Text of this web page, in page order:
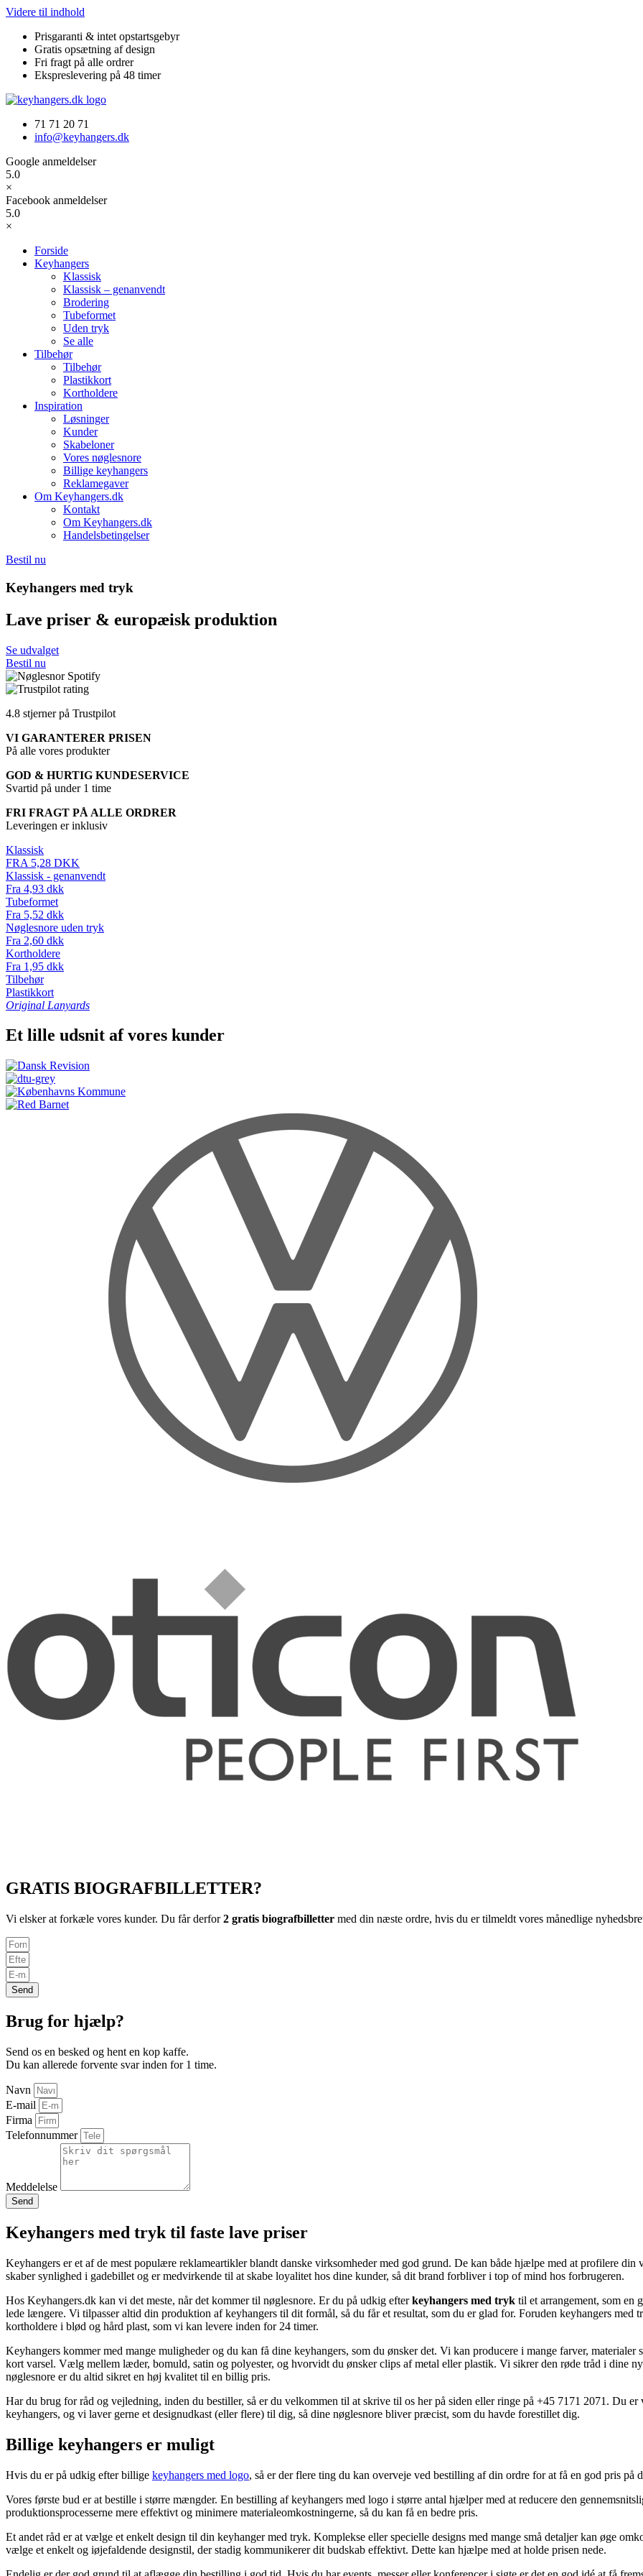
Videre til indhold
Prisgaranti & intet opstartsgebyr
Gratis opsætning af design
Fri fragt på alle ordrer
Ekspreslevering på 48 timer
71 71 20 71
info@keyhangers.dk
Google anmeldelser
5.0
×
Facebook anmeldelser
5.0
×
Forside
Keyhangers
Klassisk
Klassisk – genanvendt
Brodering
Tubeformet
Uden tryk
Se alle
Tilbehør
Tilbehør
Plastikkort
Kortholdere
Inspiration
Løsninger
Kunder
Skabeloner
Vores nøglesnore
Billige keyhangers
Reklamegaver
Om Keyhangers.dk
Kontakt
Om Keyhangers.dk
Handelsbetingelser
Bestil nu
Keyhangers med tryk
Lave priser & europæisk produktion
Se udvalget
Bestil nu
4.8 stjerner på Trustpilot
VI GARANTERER PRISEN
På alle vores produkter
GOD & HURTIG KUNDESERVICE
Svartid på under 1 time
FRI FRAGT PÅ ALLE ORDRER
Leveringen er inklusiv
Klassisk
FRA 5,28 DKK
Klassisk - genanvendt
Fra 4,93 dkk
Tubeformet
Fra 5,52 dkk
Nøglesnore uden tryk
Fra 2,60 dkk
Kortholdere
Fra 1,95 dkk
Tilbehør
Plastikkort
Original Lanyards
Et lille udsnit af vores kunder
GRATIS BIOGRAFBILLETTER?
Vi elsker at forkæle vores kunder. Du får derfor2 gratis biografbilletter med din næste ordre, hvis du er tilmeldt vores månedlige
Send
Brug for hjælp?
Send os en besked og hent en kop kaffe.
Du kan allerede forvente svar inden for 1 time.
Navn
E-mail
Firma
Telefonnummer
Meddelelse
Send
Keyhangers med tryk til faste lave priser
Keyhangers er et af de mest populære reklameartikler blandt danske virksomheder med god grund. De kan både hjælpe med at profilere din
skaber synlighed i gadebillet og er medvirkende til at skabe loyalitet hos dine kunder, så dit brand forbliver i top of mind hos forbrugeren.
Hos Keyhangers.dk kan vi det meste, når det kommer til nøglesnore. Er du på udkig efterkeyhangers med tryk til et arrangement, som en
lede længere. Vi tilpasser altid din produktion af keyhangers til dit formål, så du får et resultat, som du er glad for. Foruden keyhangers
kortholdere i blød og hård plast, som vi kan levere inden for 24 timer.
Keyhangers kommer med mange muligheder og du kan få dine keyhangers, som du ønsker det. Vi kan producere i mange farver,
kort varsel. Vælg mellem læder, bomuld, satin og polyester, og hvorvidt du ønsker clips af metal eller plastik. Vi sikrer den røde tråd i dine
nøglesnore er du altid sikret en høj kvalitet til en billig pris.
Har du brug for råd og vejledning, inden du bestiller, så er du velkommen til at skrive til os her på siden eller ringe på +45 7171 2071. Du
keyhangers, og vi laver gerne et designudkast (eller flere) til dig, så dine nøglesnore bliver præcist, som du havde forestillet dig.
Billige keyhangers er muligt
Hvis du er på udkig efter billige keyhangers med logo, så er der flere ting du kan overveje ved bestilling af din ordre for at få en god pris på
Vores første bud er at bestille i større mængder. En bestilling af keyhangers med logo i større antal hjælper med at reducere den
produktionsprocesserne mere effektivt og minimere materialeomkostningerne, så du kan få en bedre pris.
Et andet råd er at vælge et enkelt design til din keyhanger med tryk. Komplekse eller specielle designs med mange små detaljer kan øge
vælge et enkelt og iøjefaldende designstil, der stadig kommunikerer dit budskab effektivt. Dette kan hjælpe med at holde prisen nede.